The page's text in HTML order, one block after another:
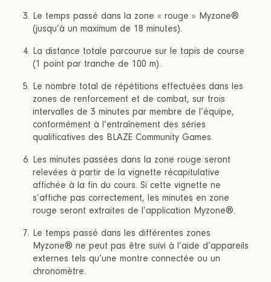
Le temps passé dans la zone « rouge » Myzone®
(jusqu’à un maximum de 18 minutes).
La distance totale parcourue sur le tapis de course
(1 point par tranche de 100 m).
Le nombre total de répétitions effectuées dans les
zones de renforcement et de combat, sur trois
intervalles de 3 minutes par membre de l’équipe,
conformément à l’entraînement des séries
qualificatives des BLAZE Community Games.
Les minutes passées dans la zone rouge seront
relevées à partir de la vignette récapitulative
affichée à la fin du cours. Si cette vignette ne
s’affiche pas correctement, les minutes en zone
rouge seront extraites de l’application Myzone®.
Le temps passé dans les différentes zones
Myzone® ne peut pas être suivi à l’aide d’appareils
externes tels qu’une montre connectée ou un
chronomètre.